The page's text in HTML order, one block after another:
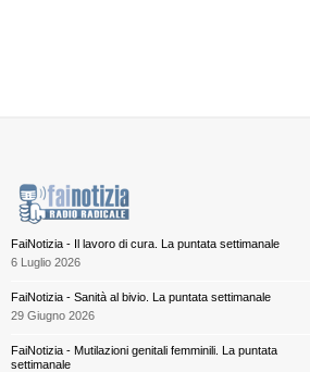
FaiNotizia - Il lavoro di cura. La puntata settimanale
6 Luglio 2026
FaiNotizia - Sanità al bivio. La puntata settimanale
29 Giugno 2026
FaiNotizia - Mutilazioni genitali femminili. La puntata
settimanale